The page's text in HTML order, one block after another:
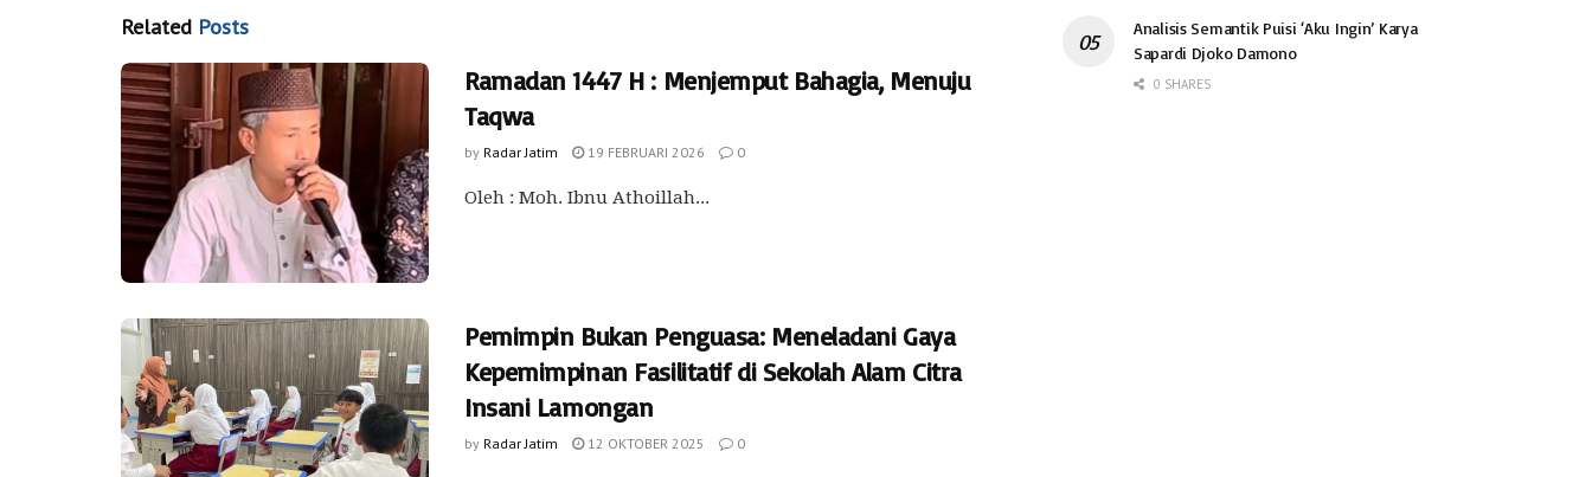
Related Posts
Ramadan 1447 H : Menjemput Bahagia, Menuju
Taqwa
by Radar Jatim 19 FEBRUARI 2026 0
Oleh : Moh. Ibnu Athoillah...
Pemimpin Bukan Penguasa: Meneladani Gaya
Kepemimpinan Fasilitatif di Sekolah Alam Citra
Insani Lamongan
by Radar Jatim 12 OKTOBER 2025 0
Analisis Semantik Puisi ‘Aku Ingin’ Karya
Sapardi Djoko Damono
0 SHARES